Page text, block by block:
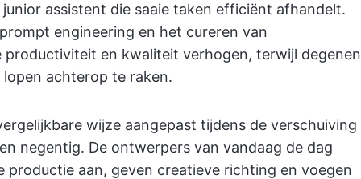
assistent die saaie taken efficiënt afhandelt.
engineering en het cureren van
en kwaliteit verhogen, terwijl degenen
achterop te raken.
wijze aangepast tijdens de verschuiving
negentig. De ontwerpers van vandaag de dag
productie aan, geven creatieve richting en voegen